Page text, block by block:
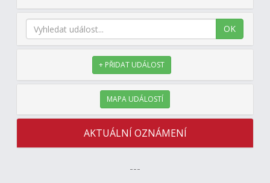
OK
+ PŘIDAT UDÁLOST
MAPA UDÁLOSTÍ
AKTUÁLNÍ OZNÁMENÍ
---